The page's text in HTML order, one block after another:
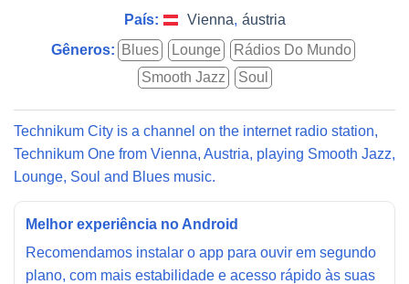
País: Vienna, áustria
Gêneros: Blues Lounge
Rádios Do Mundo
Smooth Jazz
Soul
Technikum City is a channel on the internet radio station,
Technikum One from Vienna, Austria, playing Smooth Jazz,
Lounge, Soul and Blues music.
Melhor experiência no Android
Recomendamos instalar o app para ouvir em segundo
plano, com mais estabilidade e acesso rápido às suas